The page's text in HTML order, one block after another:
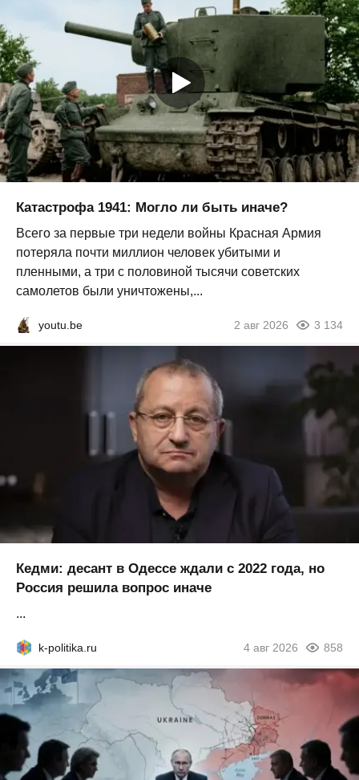
Катастрофа 1941: Могло ли быть иначе?
Всего за первые три недели войны Красная Армия
потеряла почти миллион человек убитыми и
пленными, а три с половиной тысячи советских
самолетов были уничтожены,...
youtu.be 2 авг 2026 3 134
Кедми: десант в Одессе ждали с 2022 года, но
Россия решила вопрос иначе
...
k-politika.ru 4 авг 2026 858